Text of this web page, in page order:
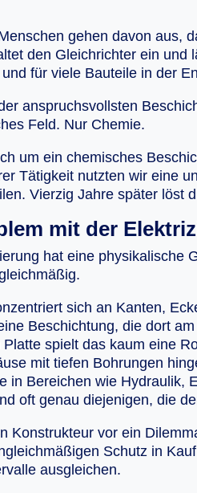
gehen davon aus,
den Gleichrichter ein und
für viele Bauteile in der
anspruchsvollsten
Feld. Nur Chemie.
um ein chemisches
Tätigkeit nutzten wir eine
Vierzig Jahre später löst
mit der
hat eine physikalische
sich an Kanten,
Beschichtung, die dort
spielt das kaum eine
mit tiefen Bohrungen
in Bereichen wie Hydraulik,
oft genau diejenigen, die
Konstrukteur vor ein
Schutz in
ausgleichen.